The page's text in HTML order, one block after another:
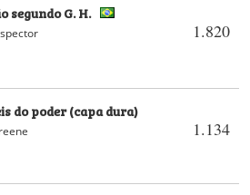
1.820
segundo G. H.
1.134
do poder (capa dura)